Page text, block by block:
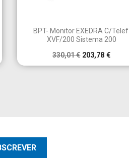
Vista rápida
BPT- Monitor EXEDRA C/Telef.
XVF/200 Sistema 200
330,01 € 203,78 €